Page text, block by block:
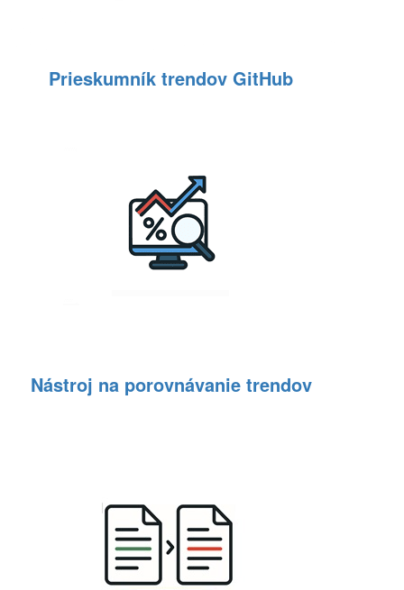
Prieskumník trendov GitHub
Nástroj na porovnávanie trendov